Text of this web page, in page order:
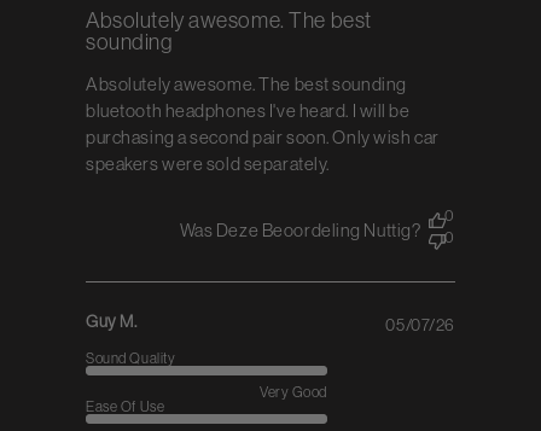
Absolutely awesome. The best
sounding
Absolutely awesome. The best sounding
bluetooth headphones I've heard. I will be
purchasing a second pair soon. Only wish car
speakers were sold separately.
Was Deze Beoordeling Nuttig?
0
0
Guy M.
Sound Quality
Very Good
Ease Of Use
05/07/26